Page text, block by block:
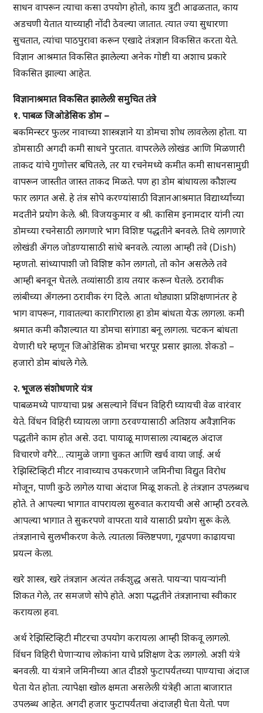
साधन वापरून त्याचा कसा उपयोग होतो, काय त्रुटी आढळतात, काय
अडचणी येतात याच्याही नोंदी ठेवल्या जातात. त्यात ज्या सुधारणा
सुचतात, त्यांचा पाठपुरावा करून एखादे तंत्रज्ञान विकसित करता येते.
विज्ञान आश्रमात विकसित झालेल्या अनेक गोष्टी या अशाच प्रकारे
विकसित झाल्या आहेत.
विज्ञानाश्रमात विकसित झालेली समुचित तंत्रे
१. पाबळ जिओडेसिक डोम –
बकमिन्स्टर फुलर नावाच्या शास्त्रज्ञाने या डोमचा शोध लावलेला होता. या
डोमसाठी अगदी कमी साधने पुरतात. वापरलेले लोखंड आणि मिळणारी
ताकद यांचे गुणोत्तर बघितले, तर या रचनेमध्ये कमीत कमी साधनसामुग्री
वापरून जास्तीत जास्त ताकद मिळते. पण हा डोम बांधायला कौशल्य
फार लागत असे. हे तंत्र सोपे करण्यांसाठी विज्ञानआश्रमात विद्यार्थ्यांच्या
मदतीने प्रयोग केले. श्री. विजयकुमार व श्री. कासिम इनामदार यांनी त्या
डोमच्या रचनेसाठी लागणारे भाग विशिष्ट पद्धतीने बनवले. तिथे लागणारे
लोखंडी अँगल जोडण्यासाठी सांधे बनवले. त्याला आम्ही तवे (Dish)
म्हणतो. सांध्यापाशी जो विशिष्ट कोन लागतो, तो कोन असलेले तवे
आम्ही बनवून घेतले. तव्यांसाठी डाय तयार करून घेतले. ठरावीक
लांबीच्या अँगलना ठरावीक रंग दिले. आता थोड्याशा प्रशिक्षणानंतर हे
भाग वापरून, गावातल्या कारागिराला हा डोम बांधता येऊ लागला. कमी
श्रमात कमी कौशल्यात या डोमचा सांगाडा बनू लागला. चटकन बांधता
येणारी घरे म्हणून जिओडेसिक डोमचा भरपूर प्रसार झाला. शेकडो –
हजारो डोम बांधले गेले.
२. भूजल संशोधणारे यंत्र
पाबळमध्ये पाण्याचा प्रश्न असल्याने विंधन विहिरी घ्यायची वेळ वारंवार
येते. विंधन विहिरी घ्यायला जागा ठरवण्यासाठी अतिशय अवैज्ञानिक
पद्धतीने काम होत असे. उदा. पायाळू माणसाला त्याबद्दल अंदाज
विचारणे वगैरे… त्यामुळे जागा चुकत आणि खर्च वाया जाई. अर्थ
रेझिस्टिव्हिटी मीटर नावाच्याच उपकरणाने जमिनीचा विद्युत विरोध
मोजून, पाणी कुठे लागेल याचा अंदाज मिळू शकतो. हे तंत्रज्ञान उपलब्धच
होते. ते आपल्या भागात वापरायला सुरुवात करायची असे आम्ही ठरवले.
आपल्या भागात ते सुकरपणे वापरता यावे यासाठी प्रयोग सुरू केले.
तंत्रज्ञानाचे सुलभीकरण केले. त्यातला क्लिष्टपणा, गूढपणा काढायचा
प्रयत्न केला.
खरे शास्त्र, खरे तंत्रज्ञान अत्यंत तर्कशुद्ध असते. पायऱ्या पायऱ्यांनी
शिकत गेले, तर समजणे सोपे होते. अशा पद्धतीने तंत्रज्ञानाचा स्वीकार
करायला हवा.
अर्थ रेझिस्टिव्हिटी मीटरचा उपयोग करायला आम्ही शिकवू लागलो.
विंधन विहिरी घेणाऱ्याच लोकांना याचे प्रशिक्षण देऊ लागलो. अशी यंत्रे
बनवली. या यंत्राने जमिनीच्या आत दीडशे फुटापर्यंतच्या पाण्याचा अंदाज
घेता येत होता. त्यापेक्षा खोल क्षमता असलेली यंत्रेही आता बाजारात
उपलब्ध आहेत. अगदी हजार फुटापर्यंतचा अंदाजही घेता येतो. पण